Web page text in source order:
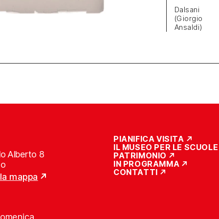
Dalsani
(Giorgio
Ansaldi)
Alberto 8
mappa
PIANIFICA VISITA
IL MUSEO PER LE SCUOLE
PATRIMONIO
IN PROGRAMMA
CONTATTI